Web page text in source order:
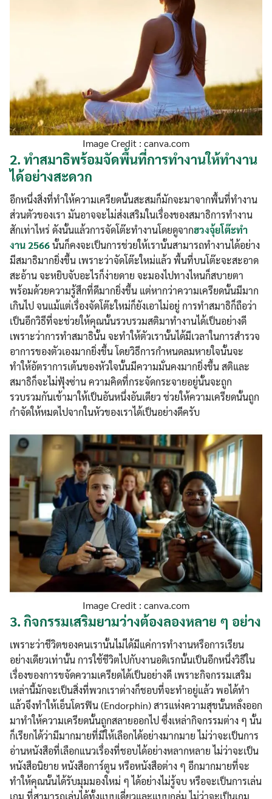
Image Credit : canva.com
2. ทำสมาธิพร้อมจัดพื้นที่การทำงานให้ทำงาน
ได้อย่างสะดวก
อีกหนึ่งสิ่งที่ทำให้ความเครียดนั้นสะสมก็มักจะมาจากพื้นที่ทำงาน
ส่วนตัวของเรา มันอาจจะไม่ส่งเสริมในเรื่องของสมาธิการทำงาน
สักเท่าไหร่ ดังนั้นแล้วการจัดโต๊ะทำงานโดยดูจากฮวงจุ้ยโต๊ะทํา
งาน 2566นั้นก็คงจะเป็นการช่วยให้เรานั้นสามารถทำงานได้อย่าง
มีสมาธิมากยิ่งขึ้น เพราะว่าจัดโต๊ะใหม่แล้ว พื้นที่บนโต๊ะจะสะอาด
สะอ้าน จะหยิบจับอะไรก็ง่ายดาย จะมองไปทางไหนก็สบายตา
พร้อมด้วยความรู้สึกที่ดีมากยิ่งขึ้น แต่หากว่าความเครียดนั้นมีมาก
เกินไป จนแม้แต่เรื่องจัดโต๊ะใหม่ก็ยังเอาไม่อยู่ การทำสมาธิก็ถือว่า
เป็นอีกวิธีที่จะช่วยให้คุณนั้นรวบรวมสติมาทำงานได้เป็นอย่างดี
เพราะว่าการทำสมาธินั้น จะทำให้ตัวเรานั้นได้มีเวลาในการสำรวจ
อาการของตัวเองมากยิ่งขึ้น โดยวิธีการกำหนดลมหายใจนั้นจะ
ทำให้อัตราการเต้นของหัวใจนั้นมีความมั่นคงมากยิ่งขึ้น สติและ
สมาธิก็จะไม่ฟุ้งซ่าน ความคิดที่กระจัดกระจายอยู่นั้นจะถูก
รวบรวมกันเข้ามาให้เป็นอันหนึ่งอันเดียว ช่วยให้ความเครียดนั้นถูก
กำจัดให้หมดไปจากในหัวของเราได้เป็นอย่างดีครับ
Image Credit : canva.com
3. กิจกรรมเสริมยามว่างต้องลองหลาย ๆ อย่าง
เพราะว่าชีวิตของคนเรานั้นไม่ได้มีแค่การทำงานหรือการเรียน
อย่างเดียวเท่านั้น การใช้ชีวิตไปกับงานอดิเรกนั้นเป็นอีกหนึ่งวิธีใน
เรื่องของการขจัดความเครียดได้เป็นอย่างดี เพราะกิจกรรมเสริม
เหล่านี้มักจะเป็นสิ่งที่พวกเราต่างก็ชอบที่จะทำอยู่แล้ว พอได้ทำ
แล้วจึงทำให้เอ็นโดรฟิน (Endorphin) สารแห่งความสุขนั้นหลั่งออก
มาทำให้ความเครียดนั้นถูกสลายออกไป ซึ่งเหล่ากิจกรรมต่าง ๆ นั้น
ก็เรียกได้ว่ามีมากมายที่มีให้เลือกได้อย่างมากมาย ไม่ว่าจะเป็นการ
อ่านหนังสือที่เลือกแนวเรื่องที่ชอบได้อย่างหลากหลาย ไม่ว่าจะเป็น
หนังสือนิยาย หนังสือการ์ตูน หรือหนังสือต่าง ๆ อีกมากมายที่จะ
ทำให้คุณนั้นได้รับมุมมองใหม่ ๆ ได้อย่างไม่รู้จบ หรือจะเป็นการเล่น
เกม ที่สามารถเล่นได้ทั้งแบบเดี่ยวและแบบกลุ่ม ไม่ว่าจะเป็นเกม